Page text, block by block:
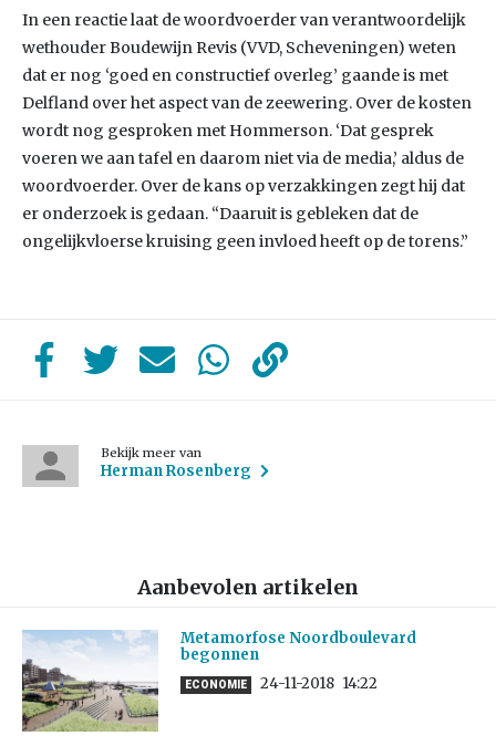
In een reactie laat de woordvoerder van verantwoordelijk
wethouder Boudewijn Revis (VVD, Scheveningen) weten
dat er nog ‘goed en constructief overleg’ gaande is met
Delfland over het aspect van de zeewering. Over de kosten
wordt nog gesproken met Hommerson. ‘Dat gesprek
voeren we aan tafel en daarom niet via de media,’ aldus de
woordvoerder. Over de kans op verzakkingen zegt hij dat
er onderzoek is gedaan. “Daaruit is gebleken dat de
ongelijkvloerse kruising geen invloed heeft op de torens.”
Bekijk meer van
Herman Rosenberg
Aanbevolen artikelen
Metamorfose Noordboulevard
begonnen
ECONOMIE 24-11-2018 14:22